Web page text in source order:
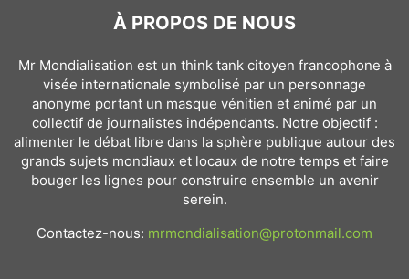
À PROPOS DE NOUS
Mr Mondialisation est un think tank citoyen francophone à
visée internationale symbolisé par un personnage
anonyme portant un masque vénitien et animé par un
collectif de journalistes indépendants. Notre objectif :
alimenter le débat libre dans la sphère publique autour des
grands sujets mondiaux et locaux de notre temps et faire
bouger les lignes pour construire ensemble un avenir
serein.
Contactez-nous: mrmondialisation@protonmail.com